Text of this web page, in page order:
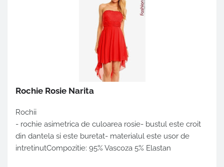
Rochie Rosie Narita
Rochii
- rochie asimetrica de culoarea rosie- bustul este croit
din dantela si este buretat- materialul este usor de
intretinutCompozitie: 95% Vascoza 5% Elastan